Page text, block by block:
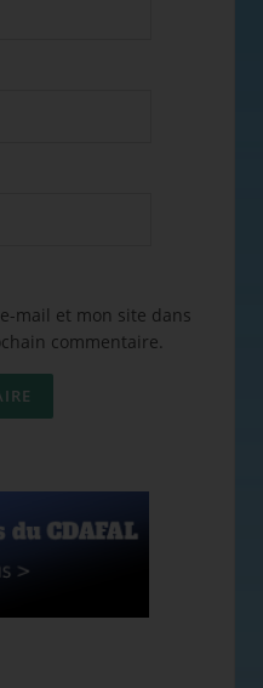
mail et mon site dans
commentaire.